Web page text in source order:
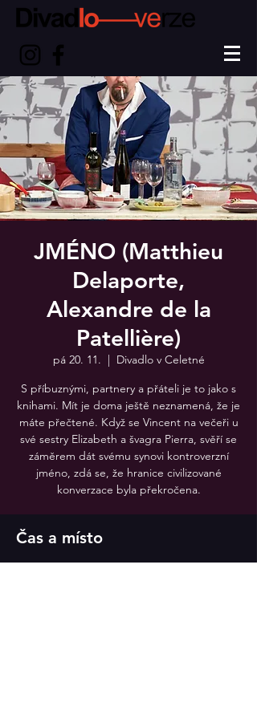
JMÉNO (Matthieu
Delaporte,
Alexandre de la
Patellière)
pá 20. 11.
  |
Divadlo v Celetné
S příbuznými, partnery a přáteli je to jako s
knihami. Mít je doma ještě neznamená, že je
máte přečtené. Když se Vincent na večeři u
své sestry Elizabeth a švagra Pierra, svěří se
záměrem dát svému synovi kontroverzní
jméno, zdá se, že hranice civilizované
konverzace byla překročena.
Čas a místo